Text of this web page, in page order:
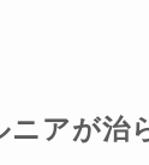
ニアが治